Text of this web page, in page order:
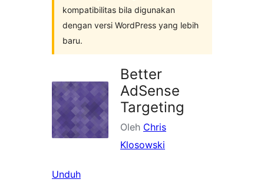
kompatibilitas bila digunakan
dengan versi WordPress yang lebih
baru.
Better
AdSense
Targeting
Oleh Chris
Klosowski
Unduh